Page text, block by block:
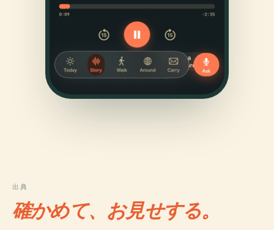
出典
確かめて、お見せする。